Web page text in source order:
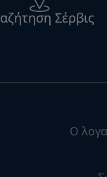
Σέρβις
Ο